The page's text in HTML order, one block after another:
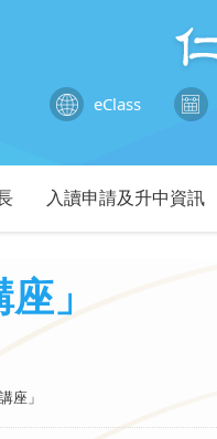
eClass
入讀申請及升中資訊
」
座」